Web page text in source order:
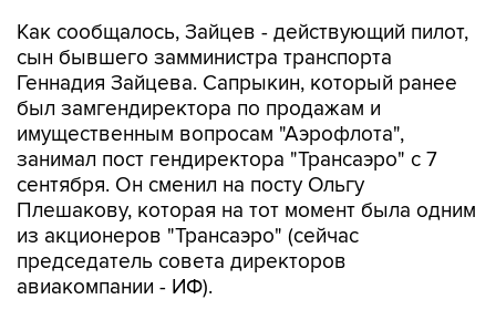
Как сообщалось, Зайцев - действующий пилот,
сын бывшего замминистра транспорта
Геннадия Зайцева. Сапрыкин, который ранее
был замгендиректора по продажам и
имущественным вопросам "Аэрофлота",
занимал пост гендиректора "Трансаэро" с 7
сентября. Он сменил на посту Ольгу
Плешакову, которая на тот момент была одним
из акционеров "Трансаэро" (сейчас
председатель совета директоров
авиакомпании - ИФ).